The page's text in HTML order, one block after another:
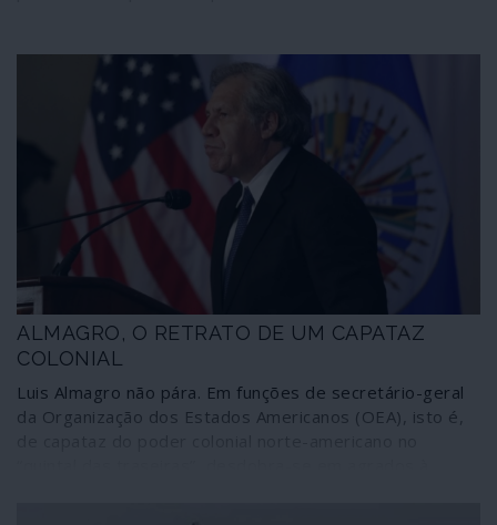
ALMAGRO, O RETRATO DE UM CAPATAZ
COLONIAL
Luis Almagro não pára. Em funções de secretário-geral
da Organização dos Estados Americanos (OEA), isto é,